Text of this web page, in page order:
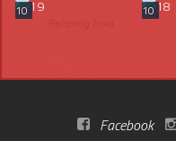
10
10
Facebook